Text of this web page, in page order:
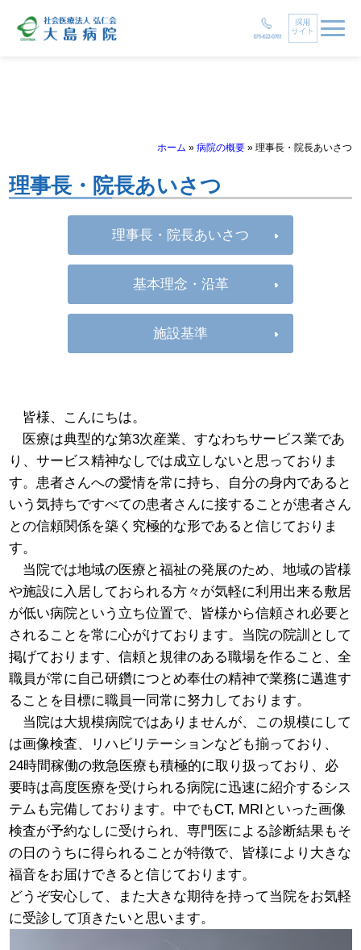
ホーム » 病院の概要» 理事長・院長あいさつ
理事長・院長あいさつ
理事長・院長あいさつ
基本理念・沿革
施設基準
皆様、こんにちは。
医療は典型的な第3次産業、すなわちサービス業であ
り、サービス精神なしでは成立しないと思っておりま
す。患者さんへの愛情を常に持ち、自分の身内であると
いう気持ちですべての患者さんに接することが患者さん
との信頼関係を築く究極的な形であると信じておりま
す。
当院では地域の医療と福祉の発展のため、地域の皆様
や施設に入居しておられる方々が気軽に利用出来る敷居
が低い病院という立ち位置で、皆様から信頼され必要と
されることを常に心がけております。当院の院訓として
掲げております、信頼と規律のある職場を作ること、全
職員が常に自己研鑽につとめ奉仕の精神で業務に邁進す
ることを目標に職員一同常に努力しております。
当院は大規模病院ではありませんが、この規模にして
は画像検査、リハビリテーションなども揃っており、
24時間稼働の救急医療も積極的に取り扱っており、必
要時は高度医療を受けられる病院に迅速に紹介するシス
テムも完備しております。中でもCT, MRIといった画像
検査が予約なしに受けられ、専門医による診断結果もそ
の日のうちに得られることが特徴で、皆様により大きな
福音をお届けできると信じております。
どうぞ安心して、また大きな期待を持って当院をお気軽
に受診して頂きたいと思います。